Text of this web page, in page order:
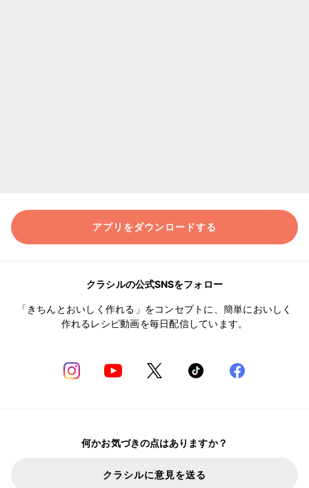
アプリをダウンロードする
クラシルの公式SNSをフォロー
「きちんとおいしく作れる」をコンセプトに、簡単においしく
作れるレシピ動画を毎日配信しています。
何かお気づきの点はありますか？
クラシルに意見を送る